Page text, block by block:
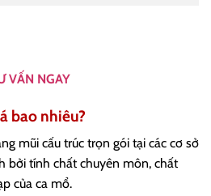
VẤN NGAY
bao nhiêu?
mũi cấu trúc trọn gói tại các cơ sở
bởi tính chất chuyên môn, chất
của ca mổ.